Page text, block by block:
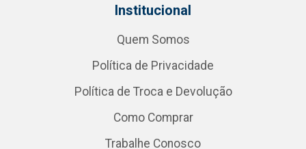
Institucional
Quem Somos
Política de Privacidade
Política de Troca e Devolução
Como Comprar
Trabalhe Conosco